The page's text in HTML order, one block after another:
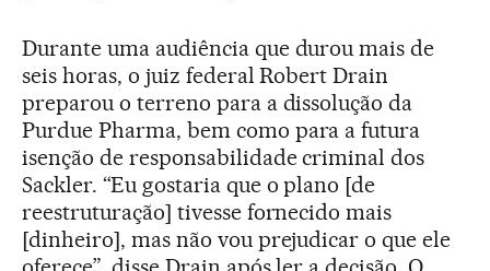
Durante uma audiência que durou mais de
seis horas, o juiz federal Robert Drain
preparou o terreno para a dissolução da
Purdue Pharma, bem como para a futura
isenção de responsabilidade criminal dos
Sackler. “Eu gostaria que o plano [de
reestruturação] tivesse fornecido mais
[dinheiro], mas não vou prejudicar o que ele